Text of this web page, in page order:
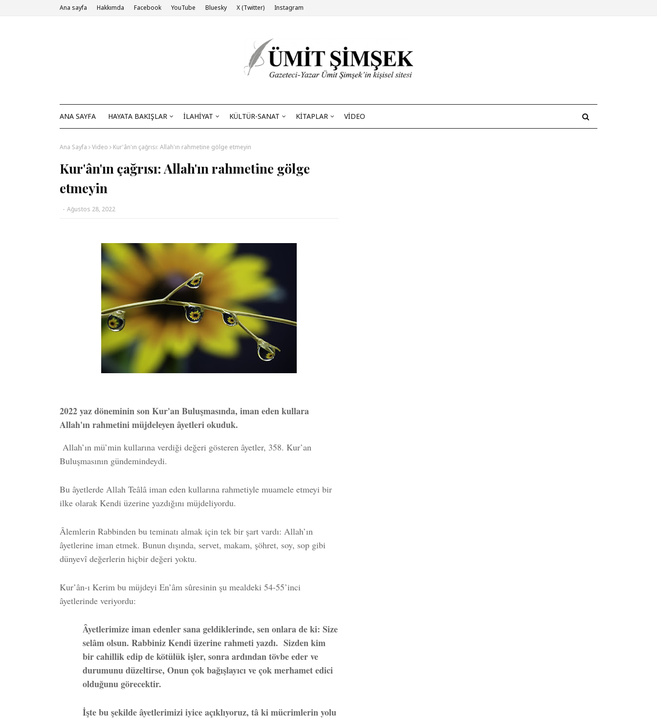
Ana sayfa Hakkımda Facebook YouTube Bluesky X (Twitter) Instagram
ANA SAYFA HAYATA BAKIŞLAR İLAHİYAT KÜLTÜR-SANAT KİTAPLAR VİDEO
Ana Sayfa Video Kur'ân'ın çağrısı: Allah'ın rahmetine gölge etmeyin
Kur'ân'ın çağrısı: Allah'ın rahmetine gölge
etmeyin
- Ağustos 28, 2022
2022 yaz döneminin son Kur'an Buluşmasında, iman eden kullara
Allah'ın rahmetini müjdeleyen âyetleri okuduk.
Allah’ın mü’min kullarına verdiği değeri gösteren âyetler, 358. Kur’an
Buluşmasının gündemindeydi.
Bu âyetlerde Allah Teâlâ iman eden kullarına rahmetiyle muamele etmeyi bir
ilke olarak Kendi üzerine yazdığını müjdeliyordu.
Âlemlerin Rabbinden bu teminatı almak için tek bir şart vardı: Allah’ın
âyetlerine iman etmek. Bunun dışında, servet, makam, şöhret, soy, sop gibi
dünyevî değerlerin hiçbir değeri yoktu.
Kur’ân-ı Kerim bu müjdeyi En’âm sûresinin şu mealdeki 54-55’inci
âyetlerinde veriyordu:
Âyetlerimize iman edenler sana geldiklerinde, sen onlara de ki: Size
selâm olsun. Rabbiniz Kendi üzerine rahmeti yazdı. Sizden kim
bir cahillik edip de kötülük işler, sonra ardından tövbe eder ve
durumunu düzeltirse, Onun çok bağışlayıcı ve çok merhamet edici
olduğunu görecektir.
İşte bu şekilde âyetlerimizi iyice açıklıyoruz, tâ ki mücrimlerin yolu